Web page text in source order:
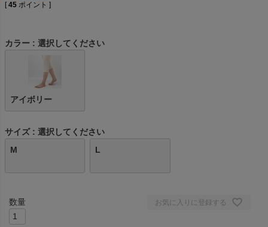
[ 45 ポイント ]
カラー 選択してください
アイボリー
サイズ
選択してください
M
L
お気に入りに登録する